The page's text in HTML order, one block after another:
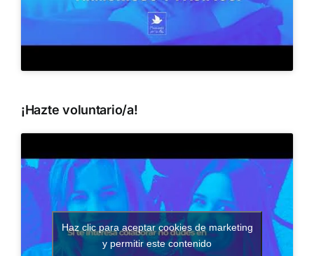
¡Hazte voluntario/a!
Haz clic para aceptar cookies de marketing
y permitir este contenido